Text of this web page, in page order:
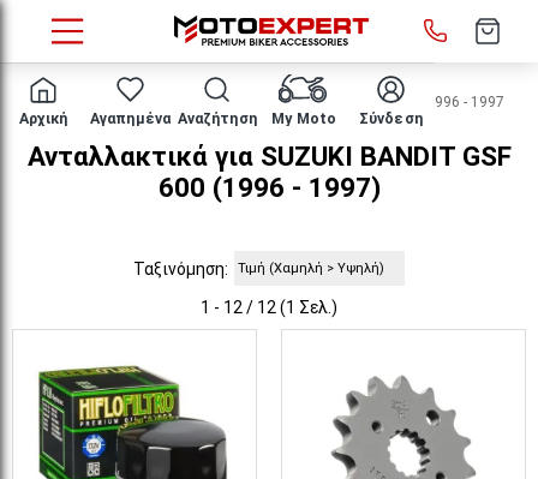
Αρχική Αγαπημένα Αναζήτηση My Moto Σύνδεση
HOME Μάρκα/μοντέλο SUZUKI BANDIT GSF 600 1996 - 1997
Ανταλλακτικά για SUZUKI BANDIT GSF
600 (1996 - 1997)
Ταξινόμηση:
1 - 12 / 12 (1 Σελ.)